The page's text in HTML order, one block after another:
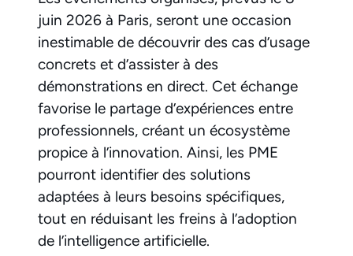
juin 2026 à Paris, seront une occasion
inestimable de découvrir des cas d’usage
concrets et d’assister à des
démonstrations en direct. Cet échange
favorise le partage d’expériences entre
professionnels, créant un écosystème
propice à l’innovation. Ainsi, les PME
pourront identifier des solutions
adaptées à leurs besoins spécifiques,
tout en réduisant les freins à l’adoption
de l’intelligence artificielle.